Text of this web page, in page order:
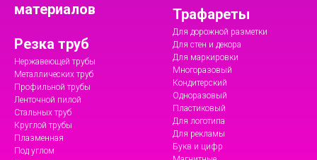
материалов
Резка труб
Нержавеющей трубы
Металлических труб
Профильной трубы
Ленточной пилой
Стальных труб
Круглой трубы
Плазменная
Под углом
Трафареты
Для дорожной разметки
Для стен и декора
Для маркировки
Многоразовый
Кондитерский
Одноразовый
Пластиковый
Для логотипа
Для рекламы
Букв и цифр